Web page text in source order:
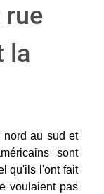
la
au sud et
sont
qu'ils l'ont fait
voulaient pas